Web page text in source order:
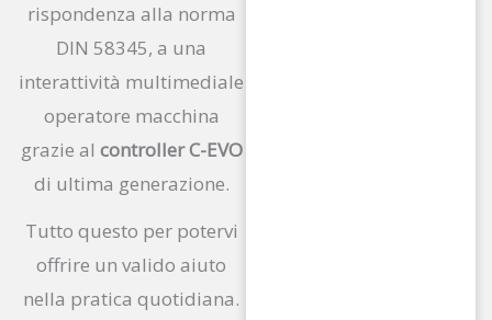
rispondenza alla norma
DIN 58345, a una
interattività multimediale
operatore macchina
grazie al controller C-EVO
di ultima generazione.
Tutto questo per potervi
offrire un valido aiuto
nella pratica quotidiana.